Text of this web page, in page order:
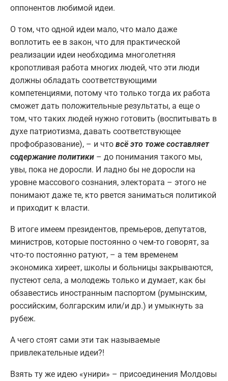
оппонентов любимой идеи.
О том, что одной идеи мало, что мало даже
воплотить ее в закон, что для практической
реализации идеи необходима многолетняя
кропотливая работа многих людей, что эти люди
должны обладать соответствующими
компетенциями, потому что только тогда их работа
сможет дать положительные результаты, а еще о
том, что таких людей нужно готовить (воспитывать в
духе патриотизма, давать соответствующее
профобразование), – и что всё это тоже составляет
содержание политики – до понимания такого мы,
увы, пока не доросли. И ладно бы не доросли на
уровне массового сознания, электората – этого не
понимают даже те, кто рвется заниматься политикой
и приходит к власти.
В итоге имеем президентов, премьеров, депутатов,
министров, которые постоянно о чем-то говорят, за
что-то постоянно ратуют, – а тем временем
экономика хиреет, школы и больницы закрываются,
пустеют села, а молодежь только и думает, как бы
обзавестись иностранным паспортом (румынским,
российским, болгарским или/и др.) и умыкнуть за
рубеж.
А чего стоят сами эти так называемые
привлекательные идеи?!
Взять ту же идею «унири» – присоединения Молдовы